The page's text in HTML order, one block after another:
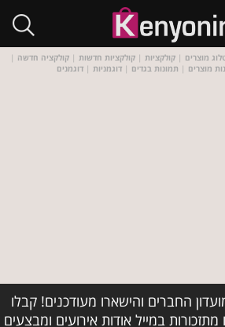
מוצרים | קולקציות | קולקציות חדשות | קולקציה חדשה |
מוצרים | תמונות בגדים | דוגמניות | דוגמנים
החברים והישארו מעודכנים! קבלו
מתזכורות במייל אודות אירועים ומבצעים